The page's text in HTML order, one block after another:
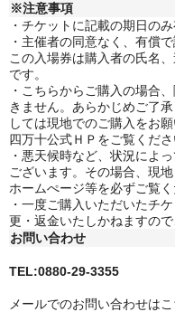
※注意事項
・チケットに記載の期日のみ
・主催者の同意なく、有償
この入場券は購入者の氏名
です。
・こちらからご購入の場合
きません。 あらかじめご了
しては現地でのご購入をお
四万十公式ＨＰをご覧くださ
・悪天候時など、状況によ
ございます。その場合、現
ホームぺージ等を必ずご覧く
・一度ご購入いただいたチ
更・返金いたしかねますので
お問い合わせ
TEL:0880-29-3355
メールでのお問い合わせは